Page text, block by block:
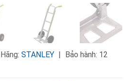
Hãng: STANLEY
Bảo hành: 12